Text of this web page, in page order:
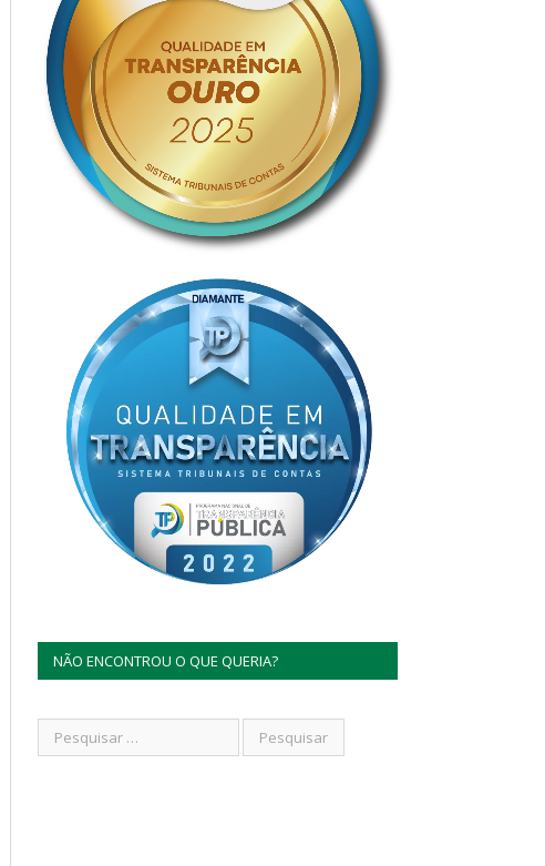
NÃO ENCONTROU O QUE QUERIA?